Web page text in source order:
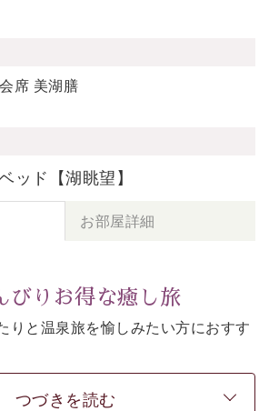
席 美湖膳
ッド【湖眺望】
お部屋詳細
びりお得な癒し旅
りと温泉旅を愉しみたい方におすす
どなたでもお得にご予約できます。
つづきを読む